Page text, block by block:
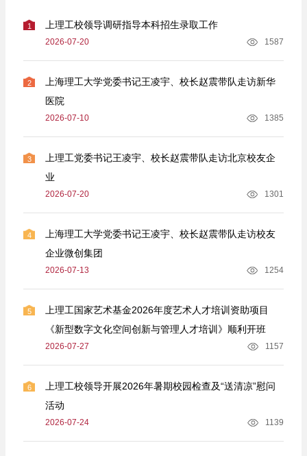
1 上理工校领导调研指导本科招生录取工作
2026-07-20 1587
2
上海理工大学党委书记王凌宇、校长赵震带队走访新华
医院
2026-07-10 1385
3
上理工党委书记王凌宇、校长赵震带队走访北京校友企
业
2026-07-20 1301
4
上海理工大学党委书记王凌宇、校长赵震带队走访校友
企业微创集团
2026-07-13 1254
5
上理工国家艺术基金2026年度艺术人才培训资助项目
《新型数字文化空间创新与管理人才培训》顺利开班
2026-07-27 1157
6
上理工校领导开展2026年暑期校园检查及“送清凉”慰问
活动
2026-07-24 1139